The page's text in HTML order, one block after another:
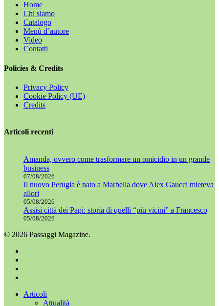
Home
Chi siamo
Catalogo
Menù d’autore
Video
Contatti
Policies & Credits
Privacy Policy
Cookie Policy (UE)
Credits
Articoli recenti
Amanda, ovvero come trasformare un omicidio in un grande
business
07/08/2026
Il nuovo Perugia è nato a Marbella dove Alex Gaucci mieteva
allori
05/08/2026
Assisi città dei Papi: storia di quelli “più vicini” a Francesco
05/08/2026
© 2026 Passaggi Magazine.
Chiudi Articoli
Attualità